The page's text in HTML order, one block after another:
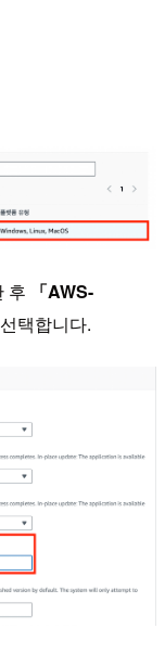
후
「AWS-
택합니다.